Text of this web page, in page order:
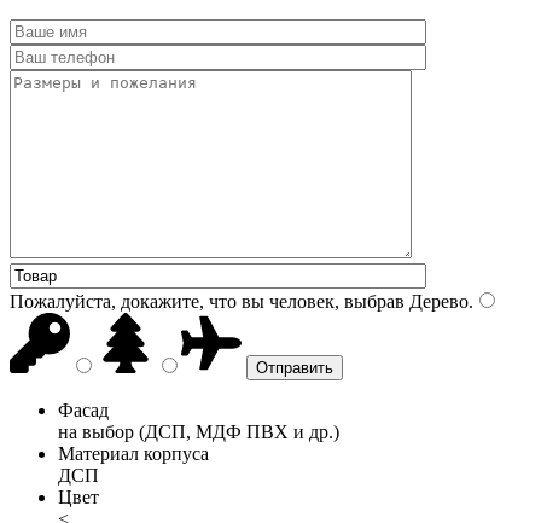
Пожалуйста, докажите, что вы человек, выбрав Дерево.
Фасад
на выбор (ДСП, МДФ ПВХ и др.)
Материал корпуса
ДСП
Цвет
<